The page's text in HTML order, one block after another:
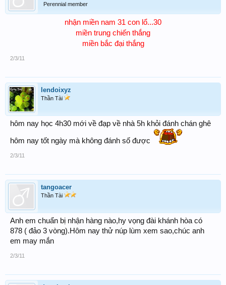
Perennial member
nhận miền nam 31 con lổ...30
miền trung chiến thắng
miền bắc đại thắng
2/3/11
lendoixyz
Thần Tài
hôm nay học 4h30 mới về đạp về nhà 5h khỏi đánh chán ghê
hôm nay tốt ngày mà không đánh số được
2/3/11
tangoacer
Thần Tài
Anh em chuẩn bị nhận hàng nào,hy vọng đài khánh hòa có
878 ( đảo 3 vòng).Hôm nay thử núp lùm xem sao,chúc anh
em may mắn
2/3/11